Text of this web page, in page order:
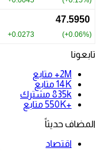
تابعونا
2M+
متابع
14K متابع
835k مشترك
+550K
متابع
المضاف حديثاً
اقتصاد